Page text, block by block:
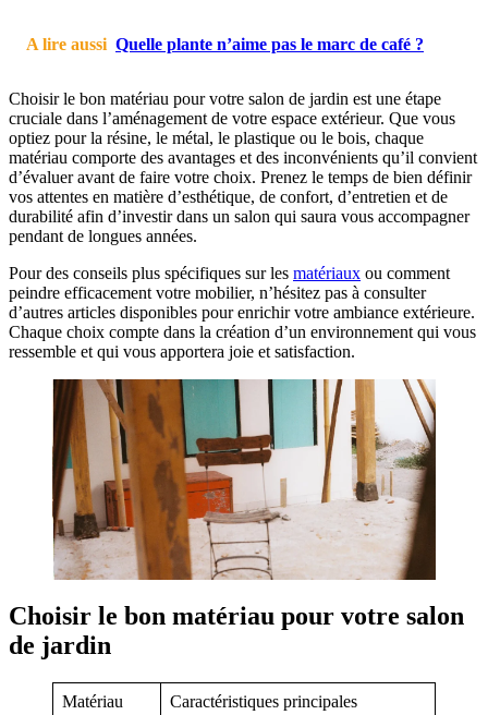
A lire aussi Quelle plante n’aime pas le marc de café ?
Choisir le bon matériau pour votre salon de jardin est une étape
cruciale dans l’aménagement de votre espace extérieur. Que vous
optiez pour la résine, le métal, le plastique ou le bois, chaque
matériau comporte des avantages et des inconvénients qu’il convient
d’évaluer avant de faire votre choix. Prenez le temps de bien définir
vos attentes en matière d’esthétique, de confort, d’entretien et de
durabilité afin d’investir dans un salon qui saura vous accompagner
pendant de longues années.
Pour des conseils plus spécifiques sur les matériaux ou comment
peindre efficacement votre mobilier, n’hésitez pas à consulter
d’autres articles disponibles pour enrichir votre ambiance extérieure.
Chaque choix compte dans la création d’un environnement qui vous
ressemble et qui vous apportera joie et satisfaction.
Choisir le bon matériau pour votre salon
de jardin
Matériau Caractéristiques principales